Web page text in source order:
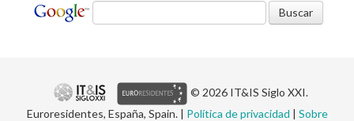
© 2026 IT&IS Siglo XXI.
Euroresidentes, España, Spain. | Política de privacidad | Sobre